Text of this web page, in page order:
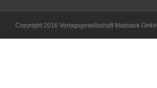
Copyright 2016 Verlagsgesellschaft Madsack